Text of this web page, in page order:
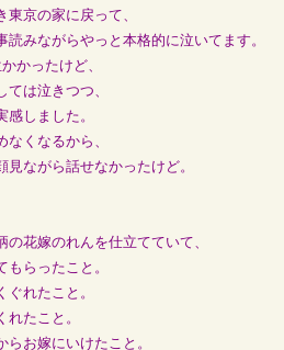
京の家に戻って、
みながらやっと本格的に泣いてます。
かったけど、
は泣きつつ、
しました。
くなるから、
ながら話せなかったけど。
花嫁のれんを仕立てていて、
らったこと。
れたこと。
たこと。
お嫁にいけたこと。